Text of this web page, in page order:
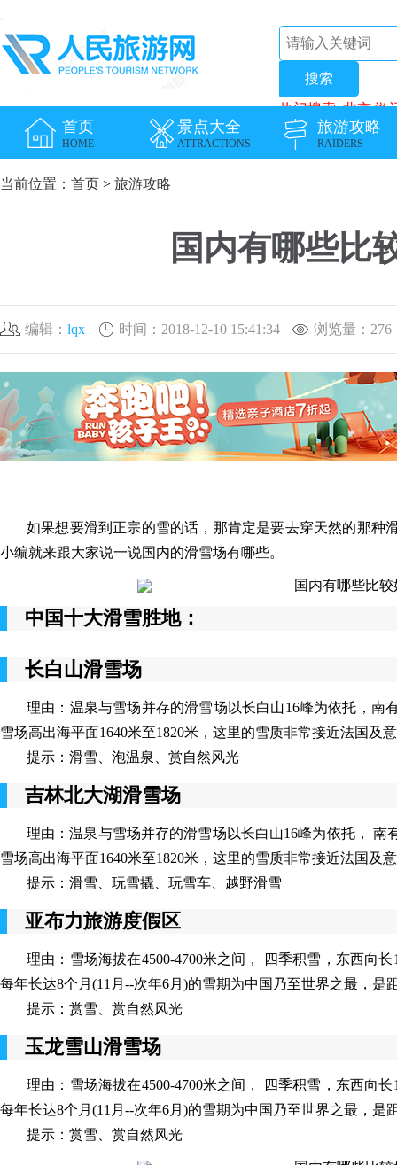
热门搜索: 北京 游
首页
HOME
景点大全
ATTRACTIONS
旅游攻略
RAIDERS
当前位置： 首页 > 旅游攻略
国内有哪些比
编辑： lqx 时间：2018-12-10 15:41:34 浏览量： 276
如果想要滑到正宗的雪的话，那肯定是要去穿天然的那种
小编就来跟大家说一说国内的滑雪场有哪些。
中国十大滑雪胜地：
长白山滑雪场
理由：温泉与雪场并存的滑雪场以长白山16峰为依托，
雪场高出海平面1640米至1820米，这里的雪质非常接近法国
提示：滑雪、泡温泉、赏自然风光
吉林北大湖滑雪场
理由：温泉与雪场并存的滑雪场以长白山16峰为依托，
雪场高出海平面1640米至1820米，这里的雪质非常接近法国
提示：滑雪、玩雪撬、玩雪车、越野滑雪
亚布力旅游度假区
理由：雪场海拔在4500-4700米之间， 四季积雪，东西向
每年长达8个月(11月--次年6月)的雪期为中国乃至世界之最，是
提示：赏雪、赏自然风光
玉龙雪山滑雪场
理由：雪场海拔在4500-4700米之间， 四季积雪，东西向
每年长达8个月(11月--次年6月)的雪期为中国乃至世界之最，是
提示：赏雪、赏自然风光